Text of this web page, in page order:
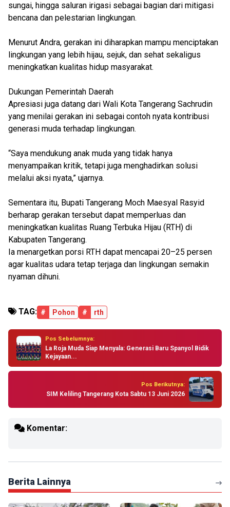
sungai, hingga saluran irigasi sebagai bagian dari mitigasi
bencana dan pelestarian lingkungan.
Menurut Andra, gerakan ini diharapkan mampu menciptakan
lingkungan yang lebih hijau, sejuk, dan sehat sekaligus
meningkatkan kualitas hidup masyarakat.
Dukungan Pemerintah Daerah
Apresiasi juga datang dari Wali Kota Tangerang Sachrudin
yang menilai gerakan ini sebagai contoh nyata kontribusi
generasi muda terhadap lingkungan.
“Saya mendukung anak muda yang tidak hanya
menyampaikan kritik, tetapi juga menghadirkan solusi
melalui aksi nyata,” ujarnya.
Sementara itu, Bupati Tangerang Moch Maesyal Rasyid
berharap gerakan tersebut dapat memperluas dan
meningkatkan kualitas Ruang Terbuka Hijau (RTH) di
Kabupaten Tangerang.
Ia menargetkan porsi RTH dapat mencapai 20–25 persen
agar kualitas udara tetap terjaga dan lingkungan semakin
nyaman dihuni.
TAG: # Pohon # rth
Pos Sebelumnya:
La Roja Muda Siap Menyala: Generasi Baru Spanyol Bidik
Kejayaan...
Pos Berikutnya:
SIM Keliling Tangerang Kota Sabtu 13 Juni 2026
Komentar:
Berita Lainnya